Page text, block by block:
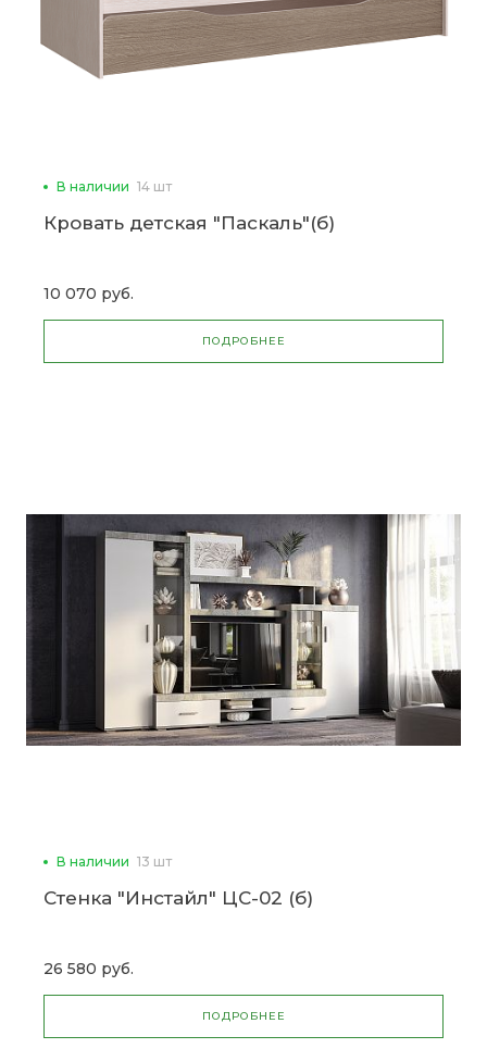
В наличии 14 шт
Кровать детская "Паскаль"(б)
10 070 руб.
ПОДРОБНЕЕ
В наличии 13 шт
Стенка "Инстайл" ЦС-02 (б)
26 580 руб.
ПОДРОБНЕЕ